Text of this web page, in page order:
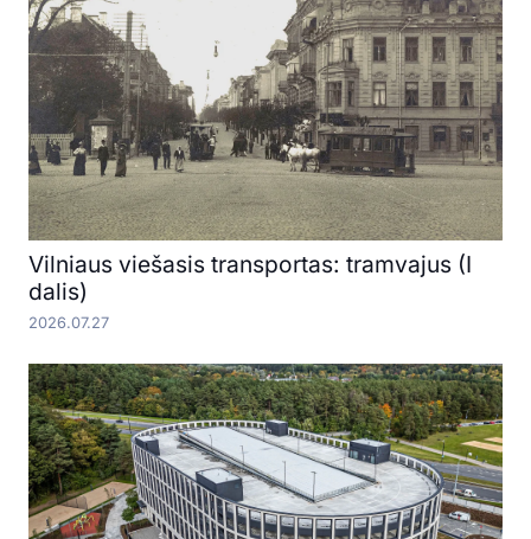
Vilniaus viešasis transportas: tramvajus (I
dalis)
2026.07.27